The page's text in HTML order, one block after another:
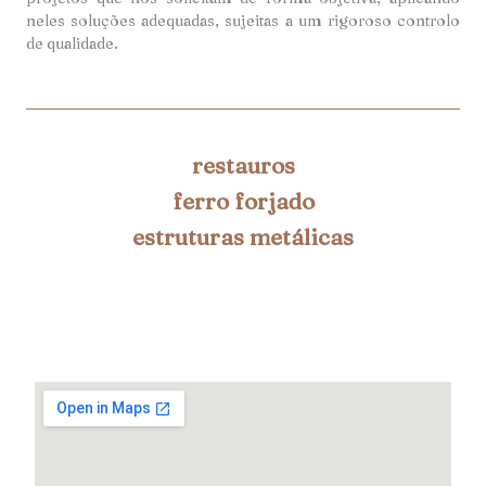
neles soluções adequadas, sujeitas a um rigoroso controlo
de qualidade.
restauros
ferro forjado
estruturas metálicas